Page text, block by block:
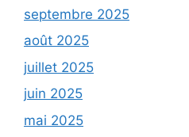
septembre 2025
août 2025
juillet 2025
juin 2025
mai 2025